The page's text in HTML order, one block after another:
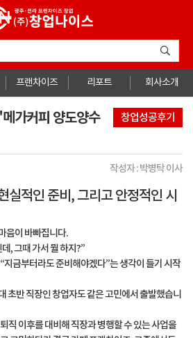
프랜차이즈 리포트 회사소개
가커피 양도양수
창업성공후기
작성자 : 박병탁 이사
실적인 준비, 그리고 안정적인 시
음이 바빠집니다.
, 그때 가서 뭘 하지?”
지금부터라도 준비해야겠다”는 생각이 들기 시작
초반 직장인 창업자도 같은 고민에서 출발했습니
직 이후를 대비해 직장과 병행할 수 있는 사업을